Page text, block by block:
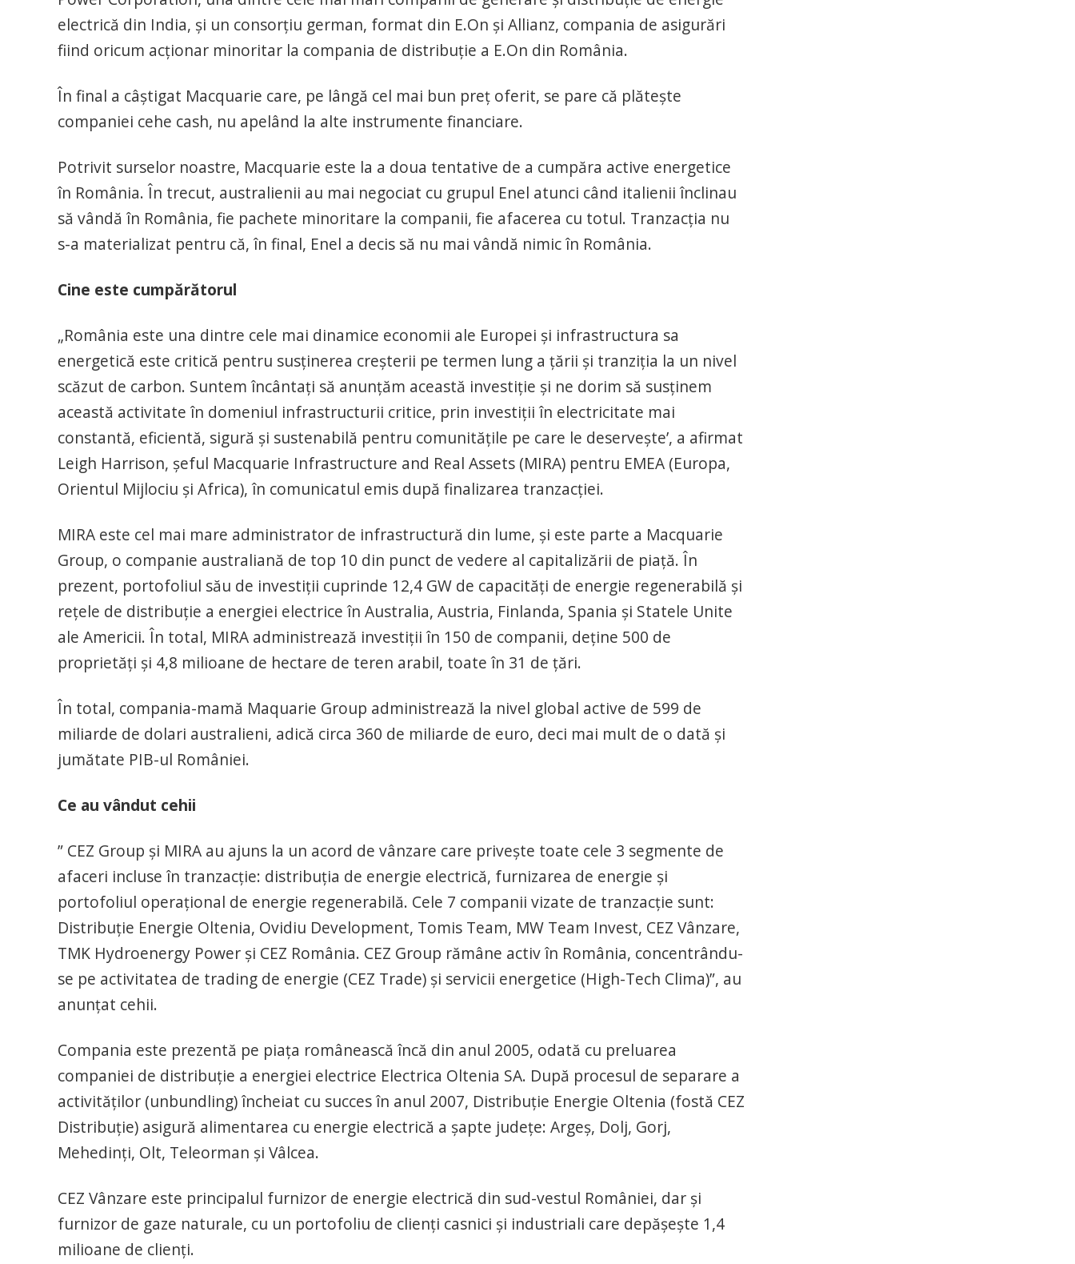
electrică din India, și un consorțiu german, format din E.On și Allianz, compania de asigurări
fiind oricum acționar minoritar la compania de distribuție a E.On din România.
În final a câștigat Macquarie care, pe lângă cel mai bun preț oferit, se pare că plătește
companiei cehe cash, nu apelând la alte instrumente financiare.
Potrivit surselor noastre, Macquarie este la a doua tentative de a cumpăra active energetice
în România. În trecut, australienii au mai negociat cu grupul Enel atunci când italienii înclinau
să vândă în România, fie pachete minoritare la companii, fie afacerea cu totul. Tranzacția nu
s-a materializat pentru că, în final, Enel a decis să nu mai vândă nimic în România.
Cine este cumpărătorul
„România este una dintre cele mai dinamice economii ale Europei şi infrastructura sa
energetică este critică pentru susţinerea creşterii pe termen lung a ţării şi tranziţia la un nivel
scăzut de carbon. Suntem încântaţi să anunţăm această investiţie şi ne dorim să susţinem
această activitate în domeniul infrastructurii critice, prin investiţii în electricitate mai
constantă, eficientă, sigură şi sustenabilă pentru comunităţile pe care le deserveşte’, a afirmat
Leigh Harrison, şeful Macquarie Infrastructure and Real Assets (MIRA) pentru EMEA (Europa,
Orientul Mijlociu şi Africa), în comunicatul emis după finalizarea tranzacției.
MIRA este cel mai mare administrator de infrastructură din lume, și este parte a Macquarie
Group, o companie australiană de top 10 din punct de vedere al capitalizării de piaţă. În
prezent, portofoliul său de investiţii cuprinde 12,4 GW de capacităţi de energie regenerabilă şi
reţele de distribuţie a energiei electrice în Australia, Austria, Finlanda, Spania şi Statele Unite
ale Americii. În total, MIRA administrează investiții în 150 de companii, deține 500 de
proprietăți și 4,8 milioane de hectare de teren arabil, toate în 31 de țări.
În total, compania-mamă Maquarie Group administrează la nivel global active de 599 de
miliarde de dolari australieni, adică circa 360 de miliarde de euro, deci mai mult de o dată și
jumătate PIB-ul României.
Ce au vândut cehii
” CEZ Group şi MIRA au ajuns la un acord de vânzare care priveşte toate cele 3 segmente de
afaceri incluse în tranzacţie: distribuţia de energie electrică, furnizarea de energie şi
portofoliul operaţional de energie regenerabilă. Cele 7 companii vizate de tranzacţie sunt:
Distribuţie Energie Oltenia, Ovidiu Development, Tomis Team, MW Team Invest, CEZ Vânzare,
TMK Hydroenergy Power şi CEZ România. CEZ Group rămâne activ în România, concentrându-
se pe activitatea de trading de energie (CEZ Trade) şi servicii energetice (High-Tech Clima)”, au
anunțat cehii.
Compania este prezentă pe piaţa românească încă din anul 2005, odată cu preluarea
companiei de distribuţie a energiei electrice Electrica Oltenia SA. După procesul de separare a
activităţilor (unbundling) încheiat cu succes în anul 2007, Distribuţie Energie Oltenia (fostă CEZ
Distribuţie) asigură alimentarea cu energie electrică a şapte judeţe: Argeş, Dolj, Gorj,
Mehedinţi, Olt, Teleorman şi Vâlcea.
CEZ Vânzare este principalul furnizor de energie electrică din sud-vestul României, dar şi
furnizor de gaze naturale, cu un portofoliu de clienţi casnici şi industriali care depăşeşte 1,4
milioane de clienţi.